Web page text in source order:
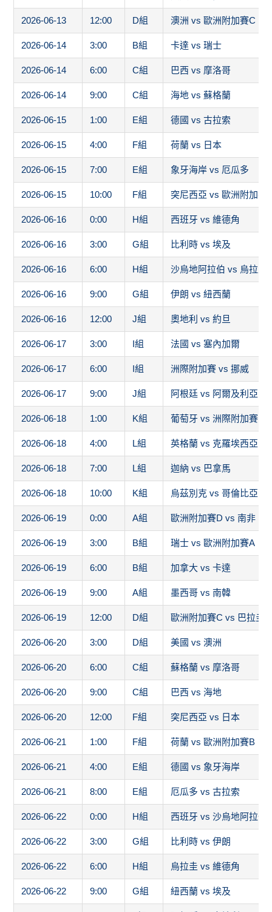
2026-06-13 12:00 D組 澳洲 vs 歐洲附加賽C
2026-06-14 3:00 B組 卡達 vs 瑞士
2026-06-14 6:00 C組 巴西 vs 摩洛哥
2026-06-14 9:00 C組 海地 vs 蘇格蘭
2026-06-15 1:00 E組 德國 vs 古拉索
2026-06-15 4:00 F組 荷蘭 vs 日本
2026-06-15 7:00 E組 象牙海岸 vs 厄瓜多
2026-06-15 10:00 F組 突尼西亞 vs 歐洲附加賽
2026-06-16 0:00 H組 西班牙 vs 維德角
2026-06-16 3:00 G組 比利時 vs 埃及
2026-06-16 6:00 H組 沙烏地阿拉伯 vs 烏拉圭
2026-06-16 9:00 G組 伊朗 vs 紐西蘭
2026-06-16 12:00 J組 奧地利 vs 約旦
2026-06-17 3:00 I組 法國 vs 塞內加爾
2026-06-17 6:00 I組 洲際附加賽 vs 挪威
2026-06-17 9:00 J組 阿根廷 vs 阿爾及利亞
2026-06-18 1:00 K組 葡萄牙 vs 洲際附加賽1
2026-06-18 4:00 L組 英格蘭 vs 克羅埃西亞
2026-06-18 7:00 L組 迦納 vs 巴拿馬
2026-06-18 10:00 K組 烏茲別克 vs 哥倫比亞
2026-06-19 0:00 A組 歐洲附加賽D vs 南非
2026-06-19 3:00 B組 瑞士 vs 歐洲附加賽A
2026-06-19 6:00 B組 加拿大 vs 卡達
2026-06-19 9:00 A組 墨西哥 vs 南韓
2026-06-19 12:00 D組 歐洲附加賽C vs 巴拉圭
2026-06-20 3:00 D組 美國 vs 澳洲
2026-06-20 6:00 C組 蘇格蘭 vs 摩洛哥
2026-06-20 9:00 C組 巴西 vs 海地
2026-06-20 12:00 F組 突尼西亞 vs 日本
2026-06-21 1:00 F組 荷蘭 vs 歐洲附加賽B
2026-06-21 4:00 E組 德國 vs 象牙海岸
2026-06-21 8:00 E組 厄瓜多 vs 古拉索
2026-06-22 0:00 H組 西班牙 vs 沙烏地阿拉伯
2026-06-22 3:00 G組 比利時 vs 伊朗
2026-06-22 6:00 H組 烏拉圭 vs 維德角
2026-06-22 9:00 G組 紐西蘭 vs 埃及